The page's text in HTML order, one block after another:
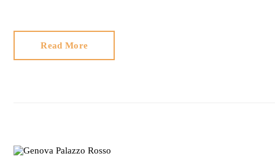
Read More